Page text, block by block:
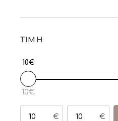
ΤΙΜΗ
10€
10€
€ €